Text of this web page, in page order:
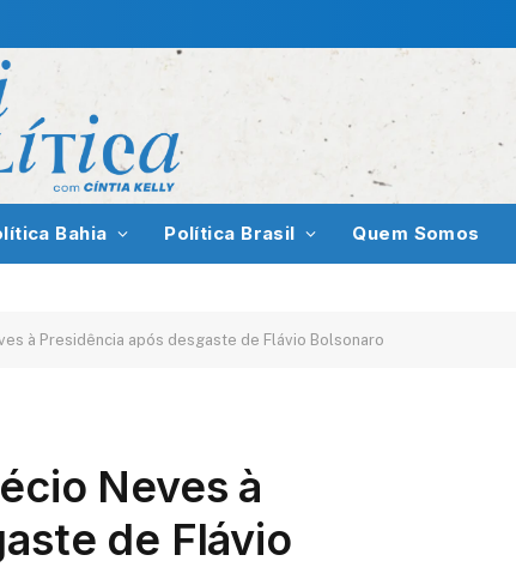
Bahia Política Brasil Quem Somos
à Presidência após desgaste de Flávio Bolsonaro
Neves à
de Flávio